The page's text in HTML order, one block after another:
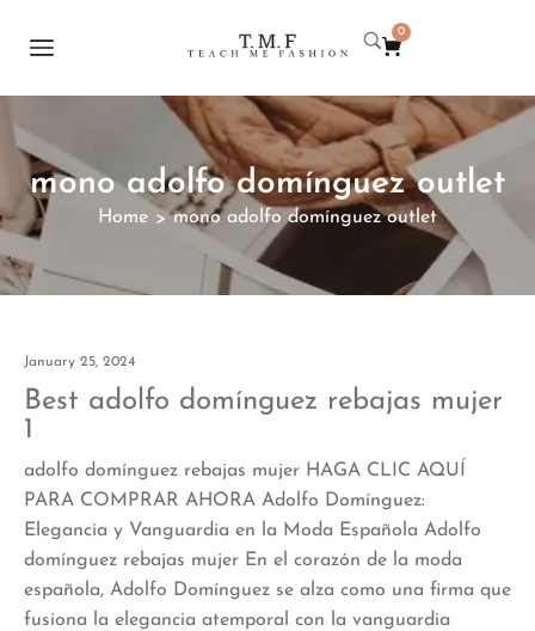
0
mono adolfo domínguez outlet
Home > mono adolfo domínguez outlet
January 25, 2024
Best adolfo domínguez rebajas mujer
1
adolfo domínguez rebajas mujer HAGA CLIC AQUÍ
PARA COMPRAR AHORA Adolfo Domínguez:
Elegancia y Vanguardia en la Moda Española Adolfo
domínguez rebajas mujer En el corazón de la moda
española, Adolfo Domínguez se alza como una firma que
fusiona la elegancia atemporal con la vanguardia